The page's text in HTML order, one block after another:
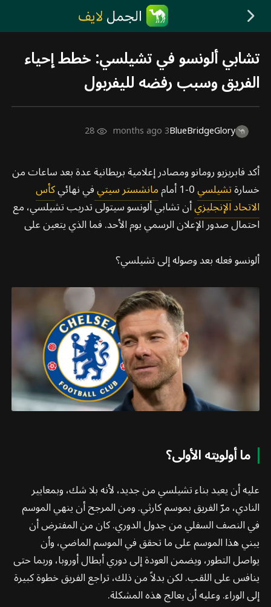
تشابي ألونسو في تشيلسي: خطط إحياء
الفريق وسبب رفضه لليفربول
BlueBridgeGlory
3 months ago
28
أكد فابريزيو رومانو ومصادر إعلامية بريطانية عدة بعد ساعات من
خسارةتشيلسي مانشستر سيتيفي نهائيكأس
الاتحاد الإنجليزيأن تشابي ألونسو سيتولى تدريب تشيلسي، مع
احتمال صدور الإعلان الرسمي يوم الأحد. فما الذي يتعين على
ألونسو فعله بعد وصوله إلى تشيلسي؟
ما أولويته الأولى؟
عليه أن يعيد بناء تشيلسي من جديد، لأنه بلا شك، وبمعايير
النادي، مرّ الفريق بموسم كارثي. ومن المرجح أن ينهي الموسم
في النصف السفلي من جدول الدوري. كان من المفترض أن
يبني هذا الموسم على ما تحقق في الموسم الماضي، وأن
يواصل التطور، ويضمن العودة إلى دوري أبطال أوروبا، وربما حتى
ينافس على اللقب. لكن بدلاً من ذلك، تراجع الفريق خطوة كبيرة
إلى الوراء. وعليه أن يعالج هذه المشكلة.